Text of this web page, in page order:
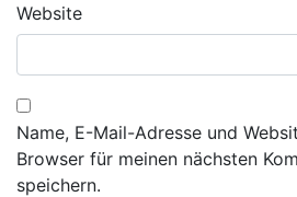
Website
Name, E-Mail-Adresse und
Browser für meinen nächsten
speichern.